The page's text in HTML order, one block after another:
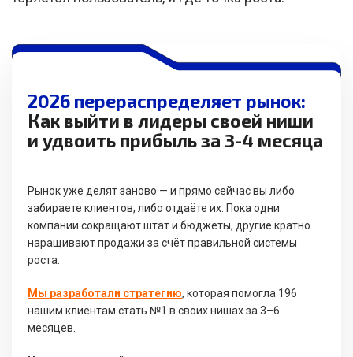
2026 перераспределяет рынок:
Как выйти в лидеры своей ниши
и удвоить прибыль за 3-4 месяца
Рынок уже делят заново — и прямо сейчас вы либо
забираете клиентов, либо отдаёте их. Пока одни
компании сокращают штат и бюджеты, другие кратно
наращивают продажи за счёт правильной системы
роста.
Мы разработали стратегию, которая помогла 196
нашим клиентам стать №1 в своих нишах за 3–6
месяцев.